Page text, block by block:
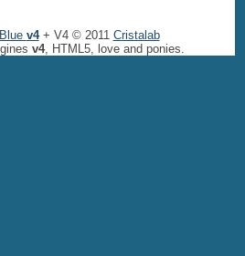
v4+ V4 © 2011 Cristalab
v4, HTML5, love and ponies.